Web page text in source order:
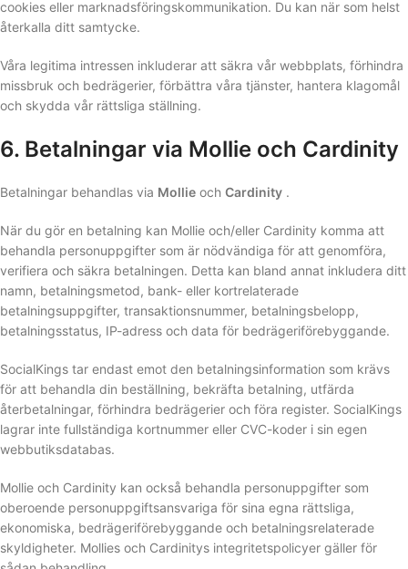
cookies eller marknadsföringskommunikation. Du kan när som helst
återkalla ditt samtycke.
Våra legitima intressen inkluderar att säkra vår webbplats, förhindra
missbruk och bedrägerier, förbättra våra tjänster, hantera klagomål
och skydda vår rättsliga ställning.
6. Betalningar via Mollie och Cardinity
Betalningar behandlas via Mollie och Cardinity .
När du gör en betalning kan Mollie och/eller Cardinity komma att
behandla personuppgifter som är nödvändiga för att genomföra,
verifiera och säkra betalningen. Detta kan bland annat inkludera ditt
namn, betalningsmetod, bank- eller kortrelaterade
betalningsuppgifter, transaktionsnummer, betalningsbelopp,
betalningsstatus, IP-adress och data för bedrägeriförebyggande.
SocialKings tar endast emot den betalningsinformation som krävs
för att behandla din beställning, bekräfta betalning, utfärda
återbetalningar, förhindra bedrägerier och föra register. SocialKings
lagrar inte fullständiga kortnummer eller CVC-koder i sin egen
webbutiksdatabas.
Mollie och Cardinity kan också behandla personuppgifter som
oberoende personuppgiftsansvariga för sina egna rättsliga,
ekonomiska, bedrägeriförebyggande och betalningsrelaterade
skyldigheter. Mollies och Cardinitys integritetspolicyer gäller för